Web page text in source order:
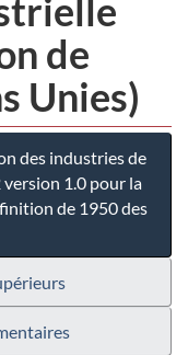
de
Unies)
des industries de
1.0 pour la
de 1950 des